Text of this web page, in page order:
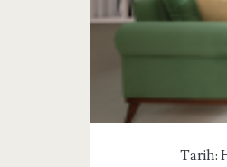
Tarih: